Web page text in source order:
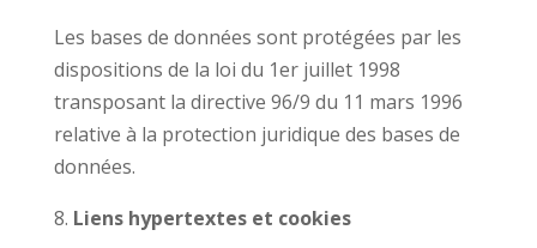
Les bases de données sont protégées par les
dispositions de la loi du 1er juillet 1998
transposant la directive 96/9 du 11 mars 1996
relative à la protection juridique des bases de
données.
Liens hypertextes et cookies